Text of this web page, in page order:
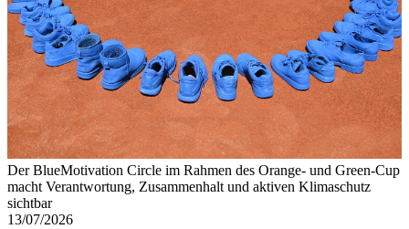
Der BlueMotivation Circle im Rahmen des Orange- und Green-Cup
macht Verantwortung, Zusammenhalt und aktiven Klimaschutz
sichtbar
13/07/2026